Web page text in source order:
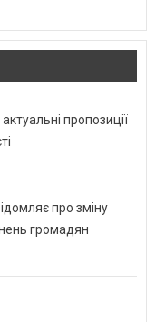
пропозиції
про зміну
громадян